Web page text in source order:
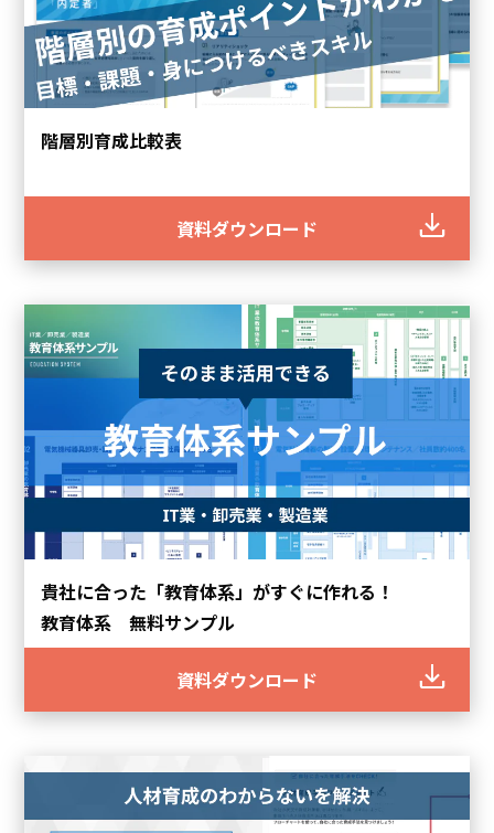
階層別育成比較表
資料ダウンロード
貴社に合った「教育体系」がすぐに作れる！
教育体系 無料サンプル
資料ダウンロード